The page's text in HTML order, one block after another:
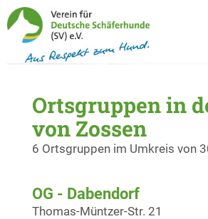
Ortsgruppen in
von Zossen
6 Ortsgruppen im Umkreis von
OG - Dabendorf
Thomas-Müntzer-Str. 21